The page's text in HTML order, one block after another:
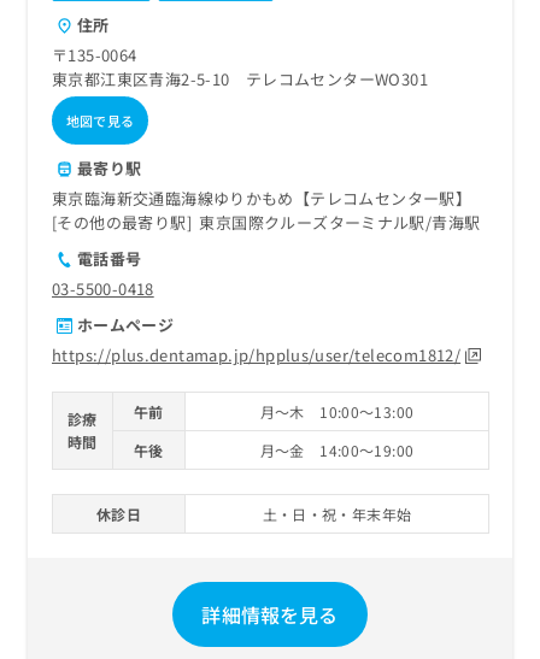
住所
〒135-0064
東京都江東区青海2-5-10 テレコムセンターWO301
地図で見る
最寄り駅
東京臨海新交通臨海線ゆりかもめ【テレコムセンター駅】
その他の最寄り駅
東京国際クルーズターミナル駅 青海駅
電話番号
03-5500-0418
ホームページ
https://plus.dentamap.jp/hpplus/user/telecom1812/
診療
時間
午前
月～木 10:00～13:00
午後
月～金 14:00～19:00
休診日 土・日・祝・年末年始
詳細情報を見る